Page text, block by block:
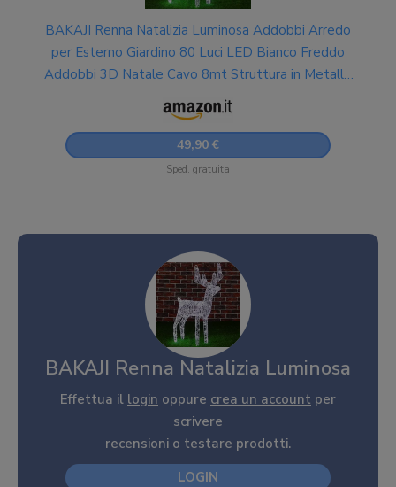
BAKAJI Renna Natalizia Luminosa Addobbi Arredo
per Esterno Giardino 80 Luci LED Bianco Freddo
Addobbi 3D Natale Cavo 8mt Struttura in Metallo
con Timer Altezza 80 cm
49,90 €
Sped. gratuita
BAKAJI Renna Natalizia Luminosa
Effettua il login oppure crea un account per
scrivere
recensioni o testare prodotti.
LOGIN